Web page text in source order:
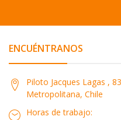
ENCUÉNTRANOS
Piloto Jacques Lagas ,
Metropolitana, Chile
Horas de trabajo: